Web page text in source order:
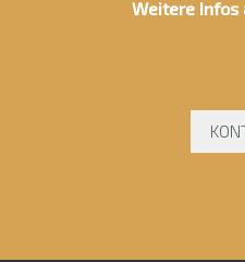
Weitere Infos